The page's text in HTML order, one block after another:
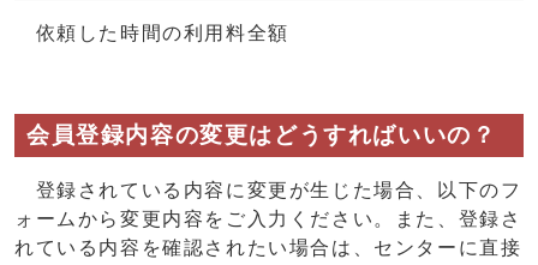
依頼した時間の利用料全額
会員登録内容の変更はどうすればいいの？
登録されている内容に変更が生じた場合、以下のフ
ォームから変更内容をご入力ください。また、登録さ
れている内容を確認されたい場合は、センターに直接